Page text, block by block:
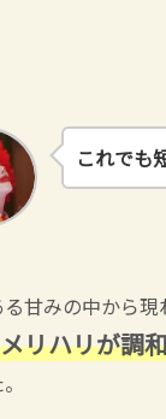
これでも
甘みの中から現
リハリが調